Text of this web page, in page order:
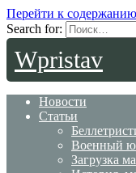
Перейти к содержанию
Search for:
Wpristav
Новости
Статьи
Военный
Загрузка